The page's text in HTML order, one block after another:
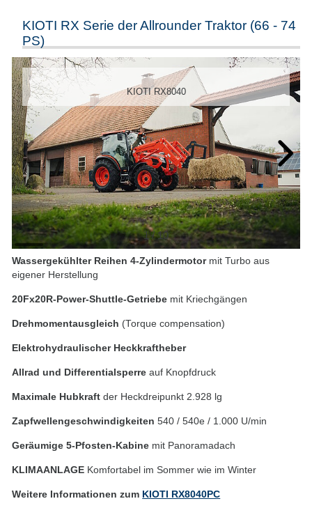
KIOTI RX Serie der Allrounder Traktor (66 - 74
PS)
KIOTI RX8040
1/10
Wassergekühlter Reihen 4-Zylindermotormit Turbo aus
eigener Herstellung
20Fx20R-Power-Shuttle-Getriebe mit Kriechgängen
Drehmomentausgleich (Torque compensation)
Elektrohydraulischer Heckkraftheber
Allrad und Differentialsperre auf Knopfdruck
Maximale Hubkraft der Heckdreipunkt 2.928 lg
Zapfwellengeschwindigkeiten 540 / 540e / 1.000 U/min
Geräumige 5-Pfosten-Kabine mit Panoramadach
KLIMAANLAGE Komfortabel im Sommer wie im Winter
Weitere Informationen zum KIOTI RX8040PC